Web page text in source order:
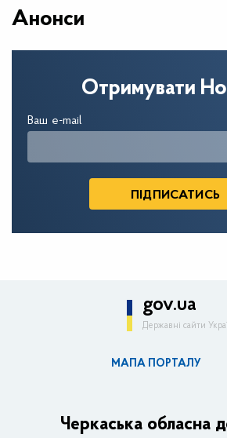
Анонси
Отримувати
Ваш e-mail
gov.ua
Державні сайти
МАПА ПОРТАЛУ
Керівництво адміністрації
Черкаська обласна